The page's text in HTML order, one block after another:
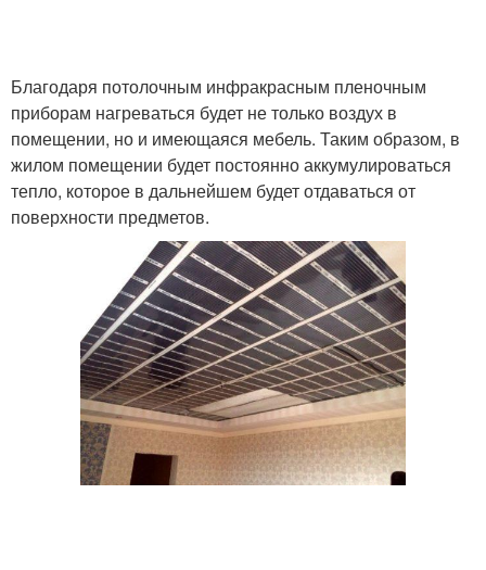
Благодаря потолочным инфракрасным пленочным
приборам нагреваться будет не только воздух в
помещении, но и имеющаяся мебель. Таким образом, в
жилом помещении будет постоянно аккумулироваться
тепло, которое в дальнейшем будет отдаваться от
поверхности предметов.